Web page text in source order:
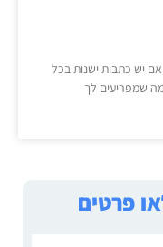
פרטים
יש כתבות ישנות בכל
שמפריעים לך